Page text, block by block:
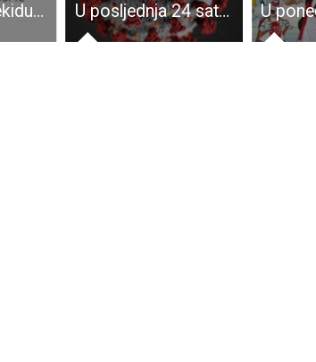
Obavijest o prekidu opskrbe električnom energijom za dio naselja Križ Kamenice U posljednja 24 sata 16 je novooboljelih od COVID-19